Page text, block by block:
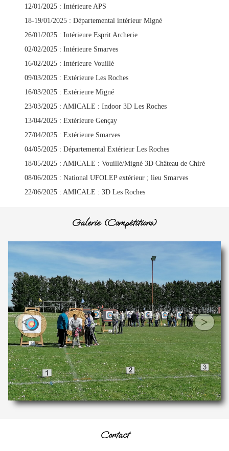
12/01/2025 : Intérieure APS
18-19/01/2025 : Départemental intérieur Migné
26/01/2025 : Intérieure Esprit Archerie
02/02/2025 : Intérieure Smarves
16/02/2025 : Intérieure Vouillé
09/03/2025 : Extérieure Les Roches
16/03/2025 : Extérieure Migné
23/03/2025 : AMICALE : Indoor 3D Les Roches
13/04/2025 : Extérieure Gençay
27/04/2025 : Extérieure Smarves
04/05/2025 : Départemental Extérieur Les Roches
18/05/2025 : AMICALE : Vouillé/Migné 3D Château de Chiré
08/06/2025 : National UFOLEP extérieur ; lieu Smarves
22/06/2025 : AMICALE : 3D Les Roches
Galerie (Compétitions)
< >
Contact